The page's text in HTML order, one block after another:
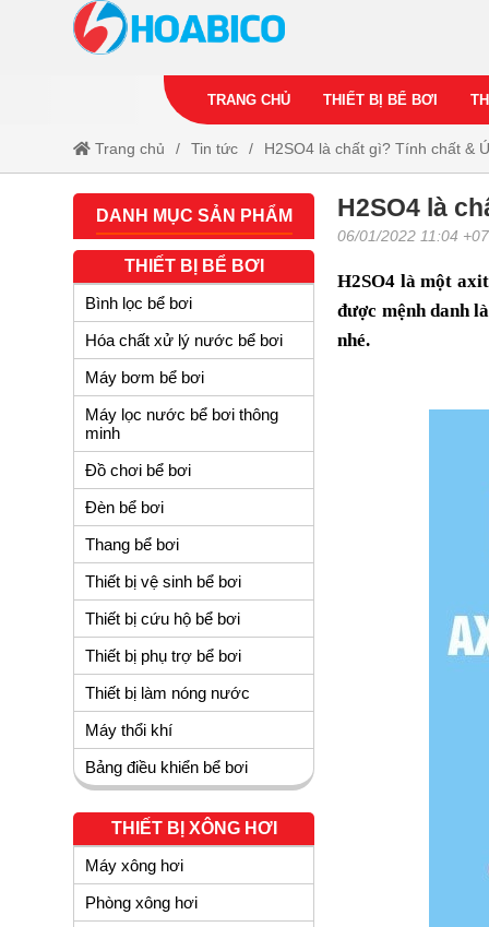
TRANG CHỦ THIẾT BỊ BỂ BƠI
Trang chủ Tin tức H2SO4 là chất gì? Tính chất &
H2SO4 là
06/01/2022 11:04 +07
H2SO4 là một
được mệnh danh
nhé.
DANH MỤC SẢN PHẨM
THIẾT BỊ BỂ BƠI
Bình lọc bể bơi
Hóa chất xử lý nước bể bơi
Máy bơm bể bơi
Máy lọc nước bể bơi thông
minh
Đồ chơi bể bơi
Đèn bể bơi
Thang bể bơi
Thiết bị vệ sinh bể bơi
Thiết bị cứu hộ bể bơi
Thiết bị phụ trợ bể bơi
Thiết bị làm nóng nước
Máy thổi khí
Bảng điều khiển bể bơi
THIẾT BỊ XÔNG HƠI
Máy xông hơi
Phòng xông hơi